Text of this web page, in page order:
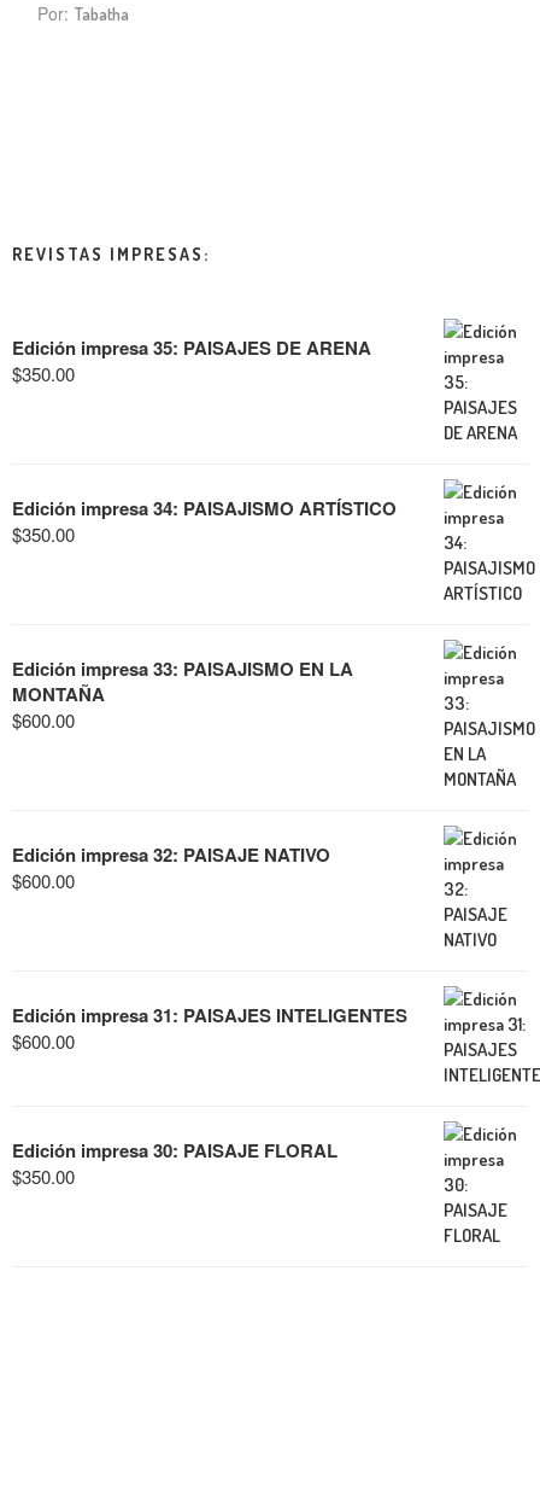
Por: Tabatha
REVISTAS IMPRESAS:
Edición impresa 35: PAISAJES DE ARENA
$350.00
Edición impresa 34: PAISAJISMO ARTÍSTICO
$350.00
Edición impresa 33: PAISAJISMO EN LA
MONTAÑA
$600.00
Edición impresa 32: PAISAJE NATIVO
$600.00
Edición impresa 31: PAISAJES INTELIGENTES
$600.00
Edición impresa 30: PAISAJE FLORAL
$350.00